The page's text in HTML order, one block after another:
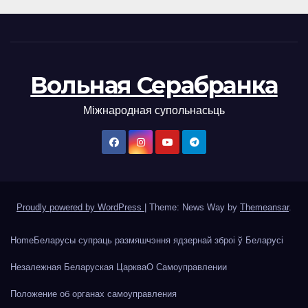
Вольная Серабранка
Міжнародная супольнасьць
Proudly powered by WordPress Theme: News Way by Themeansar.
HomeБеларусы супраць размяшчэння ядзернай зброі ў Беларусі
Незалежная Беларуская ЦаркваО Самоуправлении
Положение об органах самоуправления